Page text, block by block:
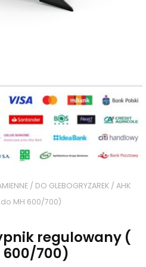
/ DO GLEBOGRYZAREK / AHK
MH 600/700)
regulowany (
600/700)